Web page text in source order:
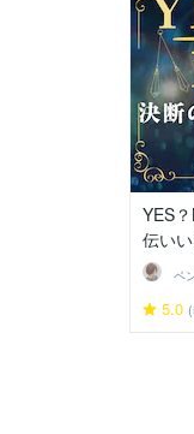
YES
伝い
ペ
5.0